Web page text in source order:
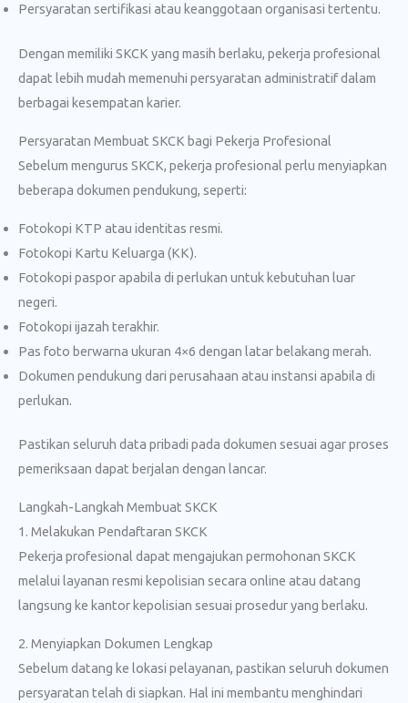
Persyaratan sertifikasi atau keanggotaan organisasi tertentu.
Dengan memiliki SKCK yang masih berlaku, pekerja profesional
dapat lebih mudah memenuhi persyaratan administratif dalam
berbagai kesempatan karier.
Persyaratan Membuat SKCK bagi Pekerja Profesional
Sebelum mengurus SKCK, pekerja profesional perlu menyiapkan
beberapa dokumen pendukung, seperti:
Fotokopi KTP atau identitas resmi.
Fotokopi Kartu Keluarga (KK).
Fotokopi paspor apabila di perlukan untuk kebutuhan luar
negeri.
Fotokopi ijazah terakhir.
Pas foto berwarna ukuran 4×6 dengan latar belakang merah.
Dokumen pendukung dari perusahaan atau instansi apabila di
perlukan.
Pastikan seluruh data pribadi pada dokumen sesuai agar proses
pemeriksaan dapat berjalan dengan lancar.
Langkah-Langkah Membuat SKCK
1. Melakukan Pendaftaran SKCK
Pekerja profesional dapat mengajukan permohonan SKCK
melalui layanan resmi kepolisian secara online atau datang
langsung ke kantor kepolisian sesuai prosedur yang berlaku.
2. Menyiapkan Dokumen Lengkap
Sebelum datang ke lokasi pelayanan, pastikan seluruh dokumen
persyaratan telah di siapkan. Hal ini membantu menghindari